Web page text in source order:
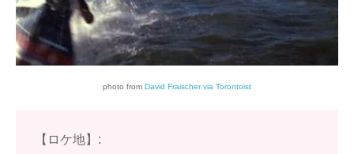
photo from David Fraischer via Torontoist
【ロケ地】: